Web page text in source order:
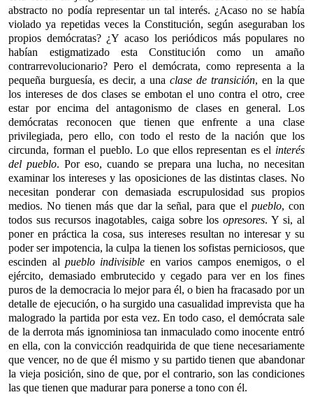
abstracto no podía representar un tal interés. ¿Acaso no se había
violado ya repetidas veces la Constitución, según aseguraban los
propios demócratas? ¿Y acaso los periódicos más populares no
habían estigmatizado esta Constitución como un amaño
contrarrevolucionario? Pero el demócrata, como representa a la
pequeña burguesía, es decir, a una clase de transición, en la que
los intereses de dos clases se embotan el uno contra el otro, cree
estar por encima del antagonismo de clases en general. Los
demócratas reconocen que tienen que enfrente a una clase
privilegiada, pero ello, con todo el resto de la nación que los
circunda, forman el pueblo. Lo que ellos representan es el interés
del pueblo. Por eso, cuando se prepara una lucha, no necesitan
examinar los intereses y las oposiciones de las distintas clases. No
necesitan ponderar con demasiada escrupulosidad sus propios
medios. No tienen más que dar la señal, para que el pueblo, con
todos sus recursos inagotables, caiga sobre losopresores. Y si, al
poner en práctica la cosa, sus intereses resultan no interesar y su
poder ser impotencia, la culpa la tienen los sofistas perniciosos, que
escinden alpueblo indivisible en varios campos enemigos, o el
ejército, demasiado embrutecido y cegado para ver en los fines
puros de la democracia lo mejor para él, o bien ha fracasado por un
detalle de ejecución, o ha surgido una casualidad imprevista que ha
malogrado la partida por esta vez. En todo caso, el demócrata sale
de la derrota más ignominiosa tan inmaculado como inocente entró
en ella, con la convicción readquirida de que tiene necesariamente
que vencer, no de que él mismo y su partido tienen que abandonar
la vieja posición, sino de que, por el contrario, son las condiciones
las que tienen que madurar para ponerse a tono con él.